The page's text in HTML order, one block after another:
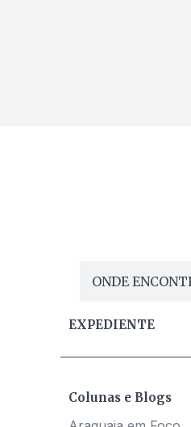
ONDE
EXPEDIENTE
Colunas e Blogs